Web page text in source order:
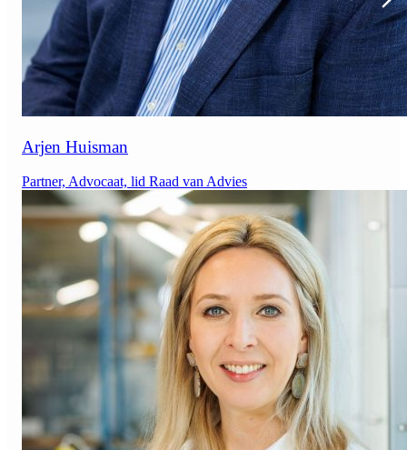
Arjen Huisman
Partner, Advocaat, lid Raad van Advies